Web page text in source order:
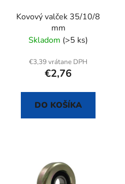
Kovový valček 35/10/8
mm
Skladom (>5 ks)
€3,39 vrátane DPH
€2,76
DO KOŠÍKA